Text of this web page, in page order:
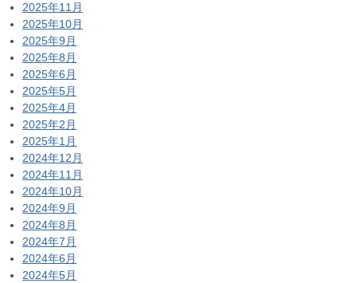
2025年11月
2025年10月
2025年9月
2025年8月
2025年6月
2025年5月
2025年4月
2025年2月
2025年1月
2024年12月
2024年11月
2024年10月
2024年9月
2024年8月
2024年7月
2024年6月
2024年5月